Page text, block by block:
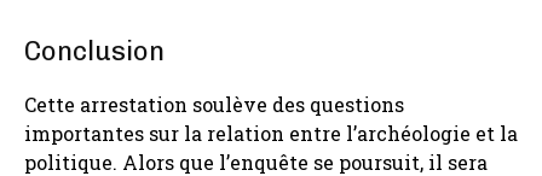
Conclusion
Cette arrestation soulève des questions
importantes sur la relation entre l’archéologie et la
politique. Alors que l’enquête se poursuit, il sera